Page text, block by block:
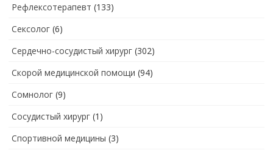
Рефлексотерапевт (133)
Сексолог (6)
Сердечно-сосудистый хирург (302)
Скорой медицинской помощи (94)
Сомнолог (9)
Сосудистый хирург (1)
Спортивной медицины (3)